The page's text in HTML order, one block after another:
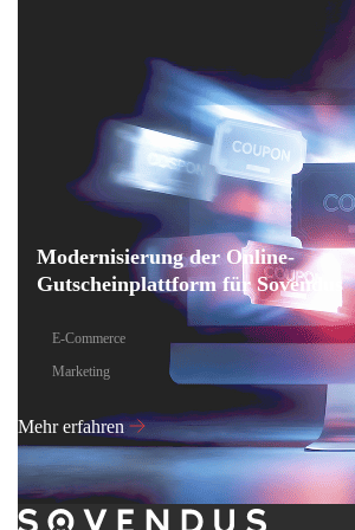
Modernisierung der Online-
Gutscheinplattform für Sovendus
E-Commerce
Marketing
Mehr erfahren